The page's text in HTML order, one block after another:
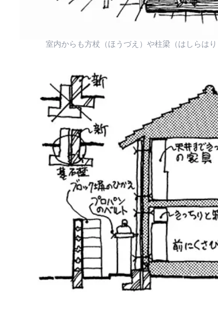
室内からも方杖（ほうづえ）や柱梁（はしらは